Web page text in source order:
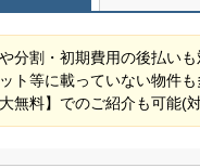
分割・初期費用の後払い
ト等に載っていない物件
無料】でのご紹介も可